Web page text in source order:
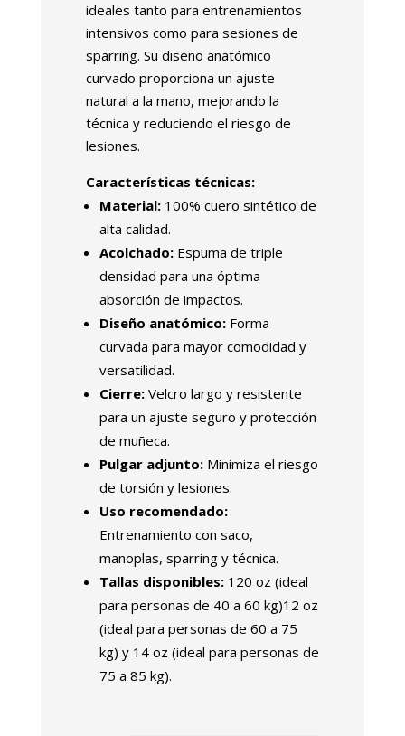
ideales tanto para entrenamientos
intensivos como para sesiones de
sparring. Su diseño anatómico
curvado proporciona un ajuste
natural a la mano, mejorando la
técnica y reduciendo el riesgo de
lesiones.
Características técnicas:
Material:100% cuero sintético de
alta calidad.
Acolchado:Espuma de triple
densidad para una óptima
absorción de impactos.
Diseño anatómico:Forma
curvada para mayor comodidad y
versatilidad.
Cierre:Velcro largo y resistente
para un ajuste seguro y protección
de muñeca.
Pulgar adjunto:Minimiza el riesgo
de torsión y lesiones.
Uso recomendado:
Entrenamiento con saco,
manoplas, sparring y técnica.
Tallas disponibles:120 oz (ideal
para personas de 40 a 60 kg)12 oz
(ideal para personas de 60 a 75
kg) y 14 oz (ideal para personas de
75 a 85 kg).